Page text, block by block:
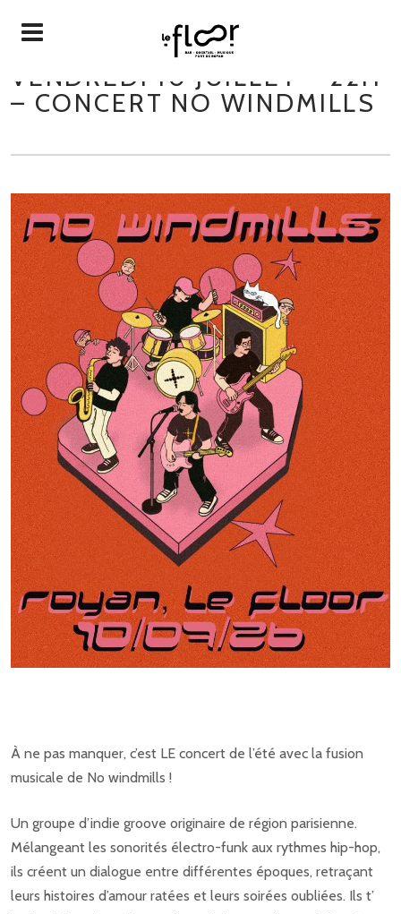
VENDREDI 10 JUILLET – 22H
– CONCERT NO WINDMILLS
À ne pas manquer, c’est LE concert de l’été avec la fusion
musicale de No windmills !
Un groupe d’indie groove originaire de région parisienne.
Mélangeant les sonorités électro-funk aux rythmes hip-hop,
ils créent un dialogue entre différentes époques, retraçant
leurs histoires d’amour ratées et leurs soirées oubliées. Ils t’